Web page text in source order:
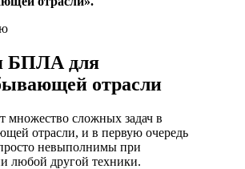
БПЛА для
отрасли
сложных задач в
отрасли, и в первую очередь
невыполнимы при
любой другой техники.